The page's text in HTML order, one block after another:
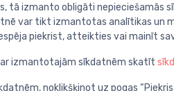
tā izmanto obligāti nepieciešamās
var tikt izmantotas analītikas un
piekrist, atteikties vai mainīt
izmantotajām sīkdatnēm skatīt
noklikšķinot uz pogas